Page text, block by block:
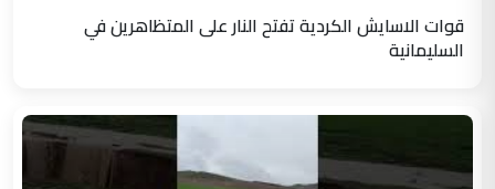
قوات الاسايش الكردية تفتح النار على المتظاهرين في
السليمانية